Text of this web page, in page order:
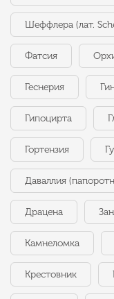
Шеффлера (лат.
Фатсия
Геснерия
Гипоцирта
Гортензия
Даваллия
Драцена
Камнеломка
Крестовник